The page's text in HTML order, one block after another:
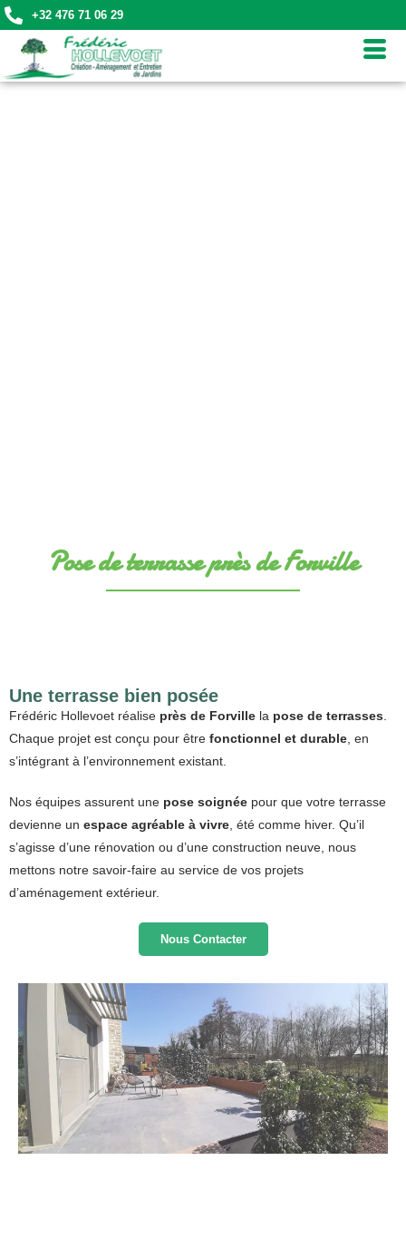
+32 476 71 06 29
Pose de terrasse près de Forville
Une terrasse bien posée
Frédéric Hollevoet réalise près de Forville la pose de terrasses
Chaque projet est conçu pour être fonctionnel et durable , en
s’intégrant à l’environnement existant.
Nos équipes assurent une pose soignée pour que votre terrasse
devienne un espace agréable à vivre , été comme hiver. Qu’il
s’agisse d’une rénovation ou d’une construction neuve, nous
mettons notre savoir-faire au service de vos projets
d’aménagement extérieur.
Nous Contacter